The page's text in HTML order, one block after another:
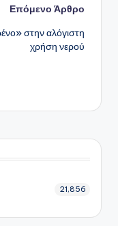
Επόμενο Άρθρο
στην αλόγιστη
χρήση νερού
21,856